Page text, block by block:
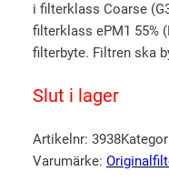
s
p
u
g
v
a
i filterklass Coarse
filterklass ePM1 55%
filterbyte. Filtren ska
Slut i lager
Artikelnr: 3938
Varumärke: